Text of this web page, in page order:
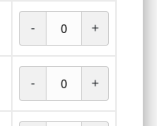
- +
- +